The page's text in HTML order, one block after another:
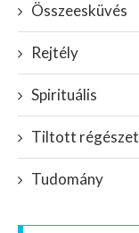
Összeesküvés
Rejtély
Spirituális
Tiltott régészet
Tudomány